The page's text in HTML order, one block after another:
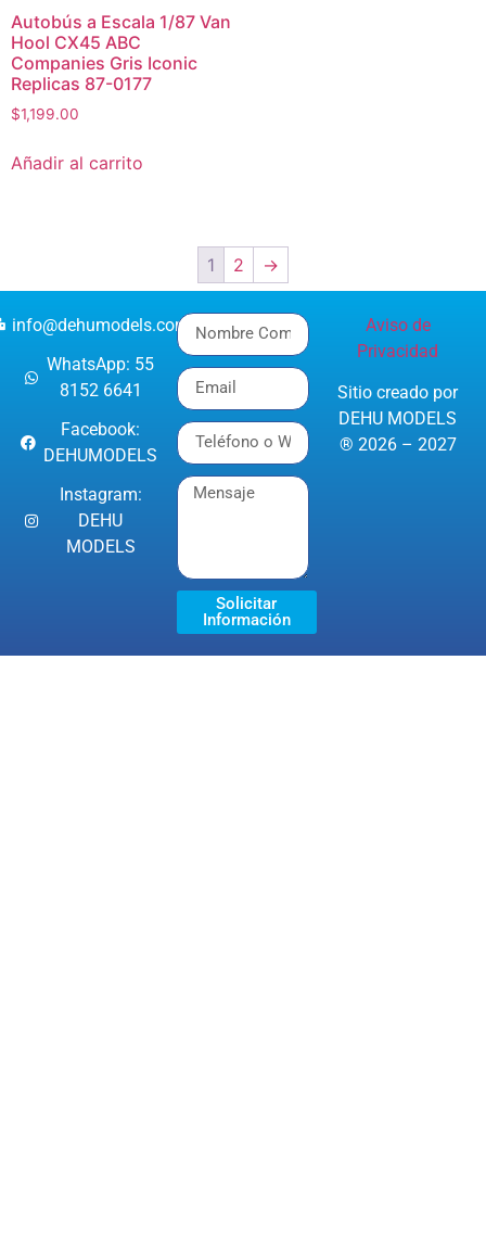
Autobús a Escala 1/87 Van
Hool CX45 ABC
Companies Gris Iconic
Replicas 87-0177
$1,199.00
Añadir al carrito
1 2 →
info@dehumodels.com
WhatsApp: 55
8152 6641
Facebook:
DEHUMODELS
Instagram:
DEHU
MODELS
Solicitar
Información
Aviso de
Privacidad
Sitio creado por
DEHU MODELS
® 2026 – 2027